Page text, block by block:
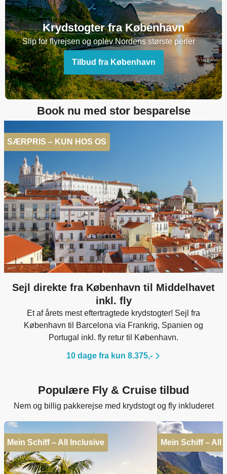
Krydstogter fra København
Slip for flyrejsen og oplev Nordens største perler
Tilbud fra København
Book nu med stor besparelse
SÆRPRIS – KUN HOS OS
Sejl direkte fra København til Middelhavet
inkl. fly
Et af årets mest eftertragtede krydstogter! Sejl fra
København til Barcelona via Frankrig, Spanien og
Portugal inkl. fly retur til København.
10 dage fra kun 8.375,-
Populære Fly & Cruise tilbud
Nem og billig pakkerejse med krydstogt og fly inkluderet
Mein Schiff – All Inclusive Mein Schiff – All